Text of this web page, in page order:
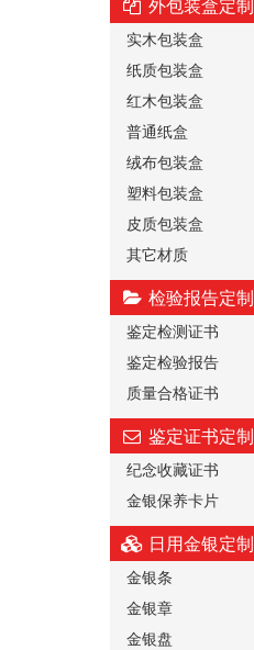
实木包装盒
纸质包装盒
红木包装盒
普通纸盒
绒布包装盒
塑料包装盒
皮质包装盒
其它材质
检验报告定制
鉴定检测证书
鉴定检验报告
质量合格证书
鉴定证书定制
纪念收藏证书
金银保养卡片
日用金银定制
金银条
金银章
金银盘